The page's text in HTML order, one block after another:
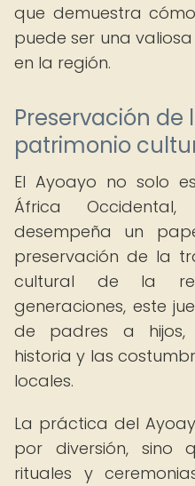
que demuestra
puede ser una
en la región.
Preservación de
patrimonio
El Ayoayo no solo
África
desempeña un
preservación de la
cultural de la
generaciones, este
de padres a hijos,
historia y las
locales.
La práctica del
por diversión, sino
rituales y